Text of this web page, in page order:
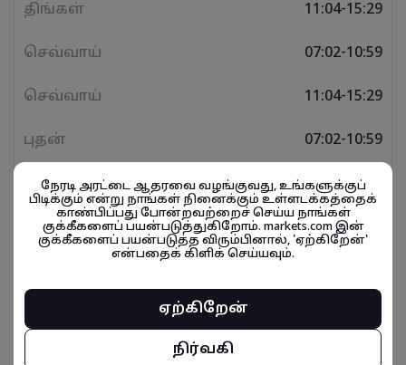
திங்கள் 11:04-15:29
செவ்வாய் 07:02-10:59
செவ்வாய் 11:04-15:29
புதன் 07:02-10:59
புதன் 11:04-15:29
வெள்ளி 07:02-10:59
நிதிசார் கருவிகள் தொடர்பானவை
நேரடி அரட்டை ஆதரவை வழங்குவது, உங்களுக்குப்
பிடிக்கும் என்று நாங்கள் நினைக்கும் உள்ளடக்கத்தைக்
காண்பிப்பது போன்றவற்றைச் செய்ய நாங்கள்
குக்கீகளைப் பயன்படுத்துகிறோம். markets.com இன்
குக்கீகளைப் பயன்படுத்த விரும்பினால், 'ஏற்கிறேன்'
என்பதைக் கிளிக் செய்யவும்.
ஏற்கிறேன்
நிர்வகி